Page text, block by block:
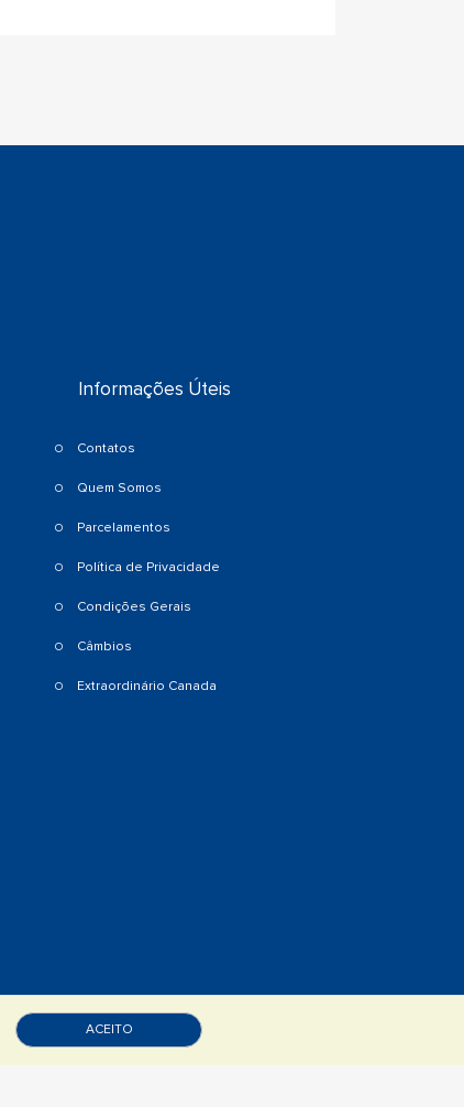
Informações Úteis
Contatos
Quem Somos
Parcelamentos
Política de Privacidade
Condições Gerais
Câmbios
Extraordinário Canada
ACEITO